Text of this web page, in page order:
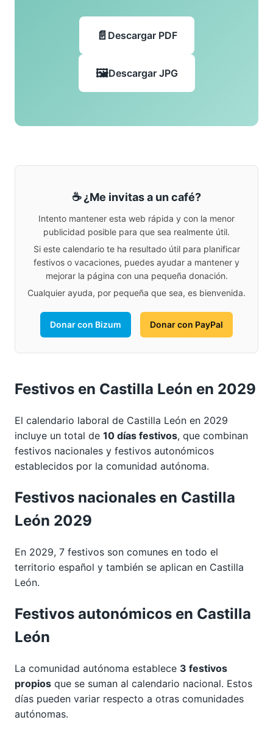
Descargar PDF
Descargar JPG
☕ ¿Me invitas a un café?
Intento mantener esta web rápida y con la menor
publicidad posible para que sea realmente útil.
Si este calendario te ha resultado útil para planificar
festivos o vacaciones, puedes ayudar a mantener y
mejorar la página con una pequeña donación.
Cualquier ayuda, por pequeña que sea, es bienvenida.
Donar con Bizum Donar con PayPal
Festivos en Castilla León en 2029
El calendario laboral de Castilla León en 2029
incluye un total de 10 días festivos, que combinan
festivos nacionales y festivos autonómicos
establecidos por la comunidad autónoma.
Festivos nacionales en Castilla
León 2029
En 2029, 7 festivos son comunes en todo el
territorio español y también se aplican en Castilla
León.
Festivos autonómicos en Castilla
León
La comunidad autónoma establece 3 festivos
propios que se suman al calendario nacional. Estos
días pueden variar respecto a otras comunidades
autónomas.